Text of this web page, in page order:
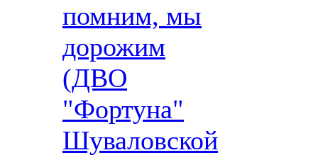
помним, мы
дорожим
(ДВО
"Фортуна"
Шуваловской